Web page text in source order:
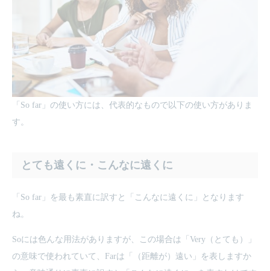
「So far」の使い方には、代表的なもので以下の使い方がありま
す。
とても遠くに・こんなに遠くに
「So far」を最も素直に訳すと「こんなに遠くに」となります
ね。
Soには色んな用法がありますが、この場合は「Very（とても）」
の意味で使われていて、Farは「（距離が）遠い」を表しますか